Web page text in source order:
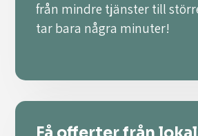
från mindre tjänster till
tar bara några minuter!